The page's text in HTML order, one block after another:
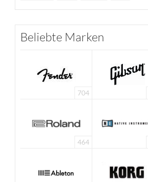
Beliebte Marken
704
464